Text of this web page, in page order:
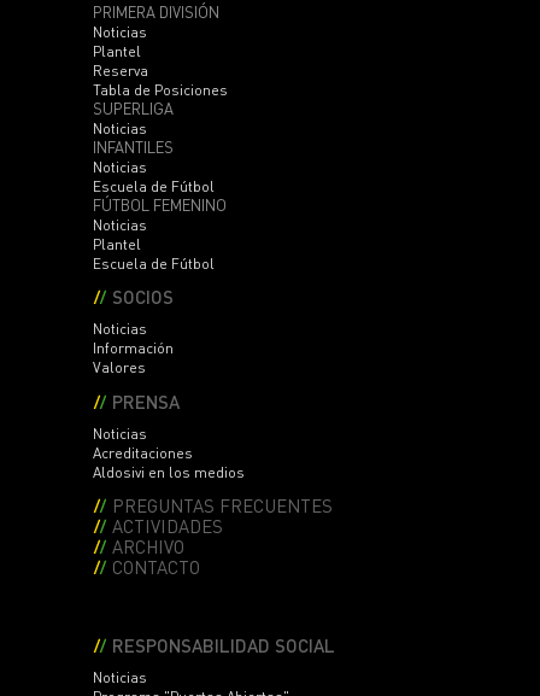
PRIMERA DIVISIÓN
Noticias
Plantel
Reserva
Tabla de Posiciones
SUPERLIGA
Noticias
INFANTILES
Noticias
Escuela de Fútbol
FÚTBOL FEMENINO
Noticias
Plantel
Escuela de Fútbol
SOCIOS
Noticias
Información
Valores
PRENSA
Noticias
Acreditaciones
Aldosivi en los medios
PREGUNTAS FRECUENTES
ACTIVIDADES
ARCHIVO
CONTACTO
RESPONSABILIDAD SOCIAL
Noticias